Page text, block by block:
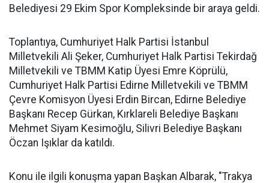
Belediyesi 29 Ekim Spor Kompleksinde bir araya geldi.
Toplantıya, Cumhuriyet Halk Partisi İstanbul
Milletvekili Ali Şeker, Cumhuriyet Halk Partisi Tekirdağ
Milletvekili ve TBMM Katip Üyesi Emre Köprülü,
Cumhuriyet Halk Partisi Edirne Milletvekili ve TBMM
Çevre Komisyon Üyesi Erdin Bircan, Edirne Belediye
Başkanı Recep Gürkan, Kırklareli Belediye Başkanı
Mehmet Siyam Kesimoğlu, Silivri Belediye Başkanı
Öczan Işıklar da katıldı.
Konu ile ilgili konuşma yapan Başkan Albarak, "Trakya